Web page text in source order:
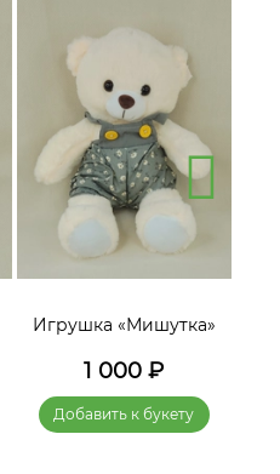
Игрушка «Мишутка»
1 000 ₽
Добавить к букету